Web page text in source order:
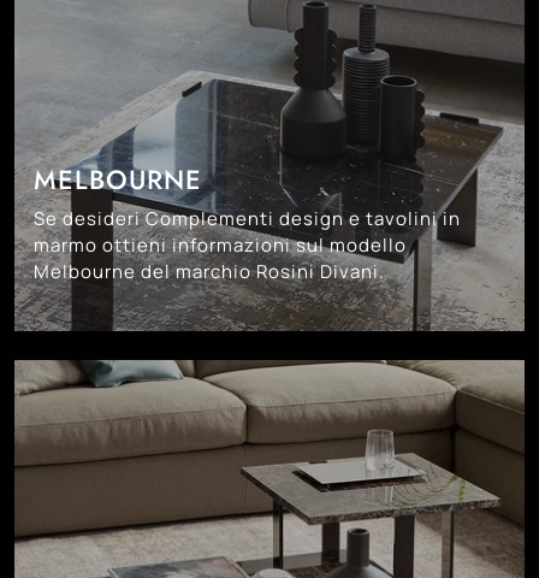
MELBOURNE
Se desideri Complementi design e tavolini in
marmo ottieni informazioni sul modello
Melbourne del marchio Rosini Divani.